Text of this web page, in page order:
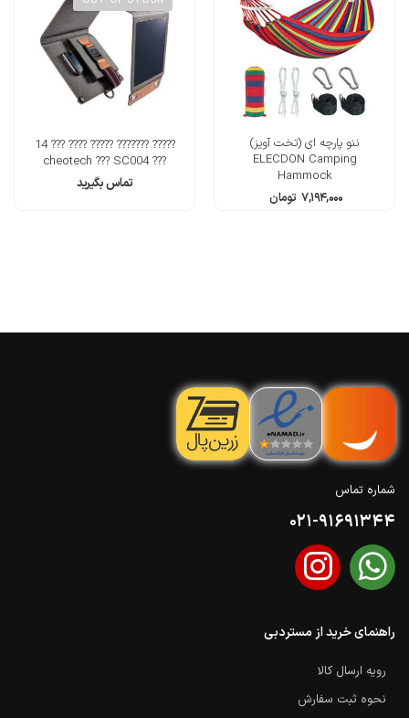
ننو پارچه ای (تخت آویز)
ELECDON Camping
Hammock
۷,۱۹۴,۰۰۰ تومان
????? ??????? ????? ???? ??? 14
??? cheotech ??? SC004
تماس بگیرید
شماره تماس
021-91691344
راهنمای خرید از مستردبی
رویه ارسال کالا
نحوه ثبت سفارش